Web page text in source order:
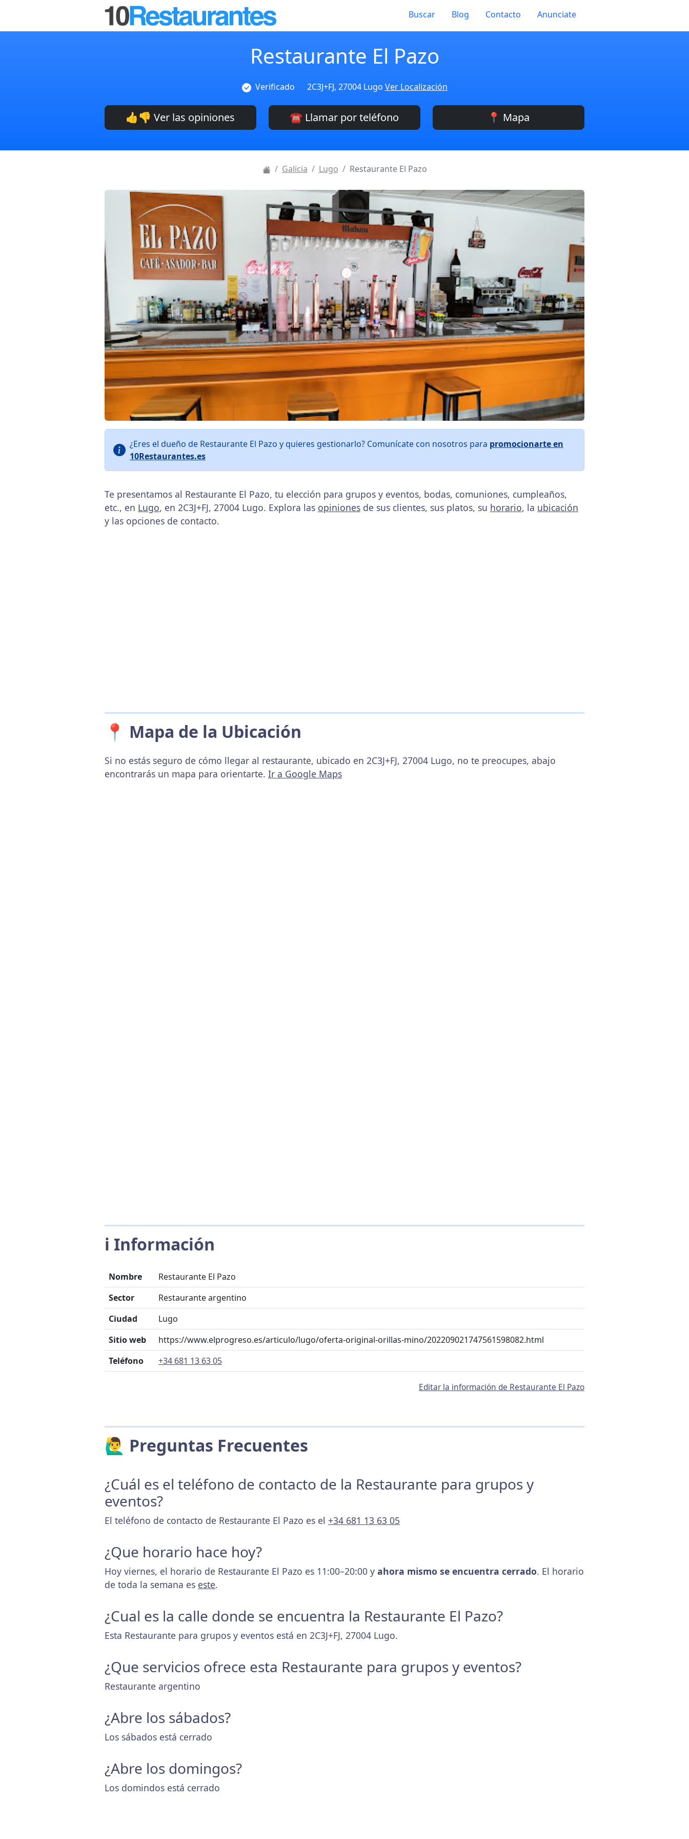
Buscar Blog Contacto Anunciate
Restaurante El Pazo
Verificado 2C3J+FJ, 27004 Lugo Ver Localización
👍👎 Ver las opiniones ☎️ Llamar por teléfono 📍 Mapa
Galicia Lugo Restaurante El Pazo
¿Eres el dueño de Restaurante El Pazo y quieres gestionarlo? Comunícate con nosotros para promocionarte en
10Restaurantes.es
Te presentamos al Restaurante El Pazo, tu elección para grupos y eventos, bodas, comuniones, cumpleaños,
etc., en Lugo, en 2C3J+FJ, 27004 Lugo. Explora las opiniones de sus clientes, sus platos, su horario, la ubicación
y las opciones de contacto.
📍 Mapa de la Ubicación
Si no estás seguro de cómo llegar al restaurante, ubicado en 2C3J+FJ, 27004 Lugo, no te preocupes, abajo
encontrarás un mapa para orientarte. Ir a Google Maps
ℹ️ Información
Nombre
Restaurante El Pazo
Sector
Restaurante argentino
Ciudad
Lugo
Sitio web
https://www.elprogreso.es/articulo/lugo/oferta-original-orillas-mino/202209021747561598082.html
Teléfono
+34 681 13 63 05
Editar la información de Restaurante El Pazo
🙋‍♂️ Preguntas Frecuentes
¿Cuál es el teléfono de contacto de la Restaurante para grupos y
eventos?
El teléfono de contacto de Restaurante El Pazo es el +34 681 13 63 05
¿Que horario hace hoy?
Hoy viernes, el horario de Restaurante El Pazo es 11:00–20:00 y ahora mismo se encuentra cerrado. El horario
de toda la semana es este.
¿Cual es la calle donde se encuentra la Restaurante El Pazo?
Esta Restaurante para grupos y eventos está en 2C3J+FJ, 27004 Lugo.
¿Que servicios ofrece esta Restaurante para grupos y eventos?
Restaurante argentino
¿Abre los sábados?
Los sábados está cerrado
¿Abre los domingos?
Los domindos está cerrado